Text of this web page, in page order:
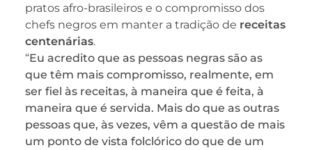
pratos afro-brasileiros e o compromisso dos
chefs negros em manter a tradição de receitas
centenárias.
“Eu acredito que as pessoas negras são as
que têm mais compromisso, realmente, em
ser fiel às receitas, à maneira que é feita, à
maneira que é servida. Mais do que as outras
pessoas que, às vezes, vêm a questão de mais
um ponto de vista folclórico do que de um